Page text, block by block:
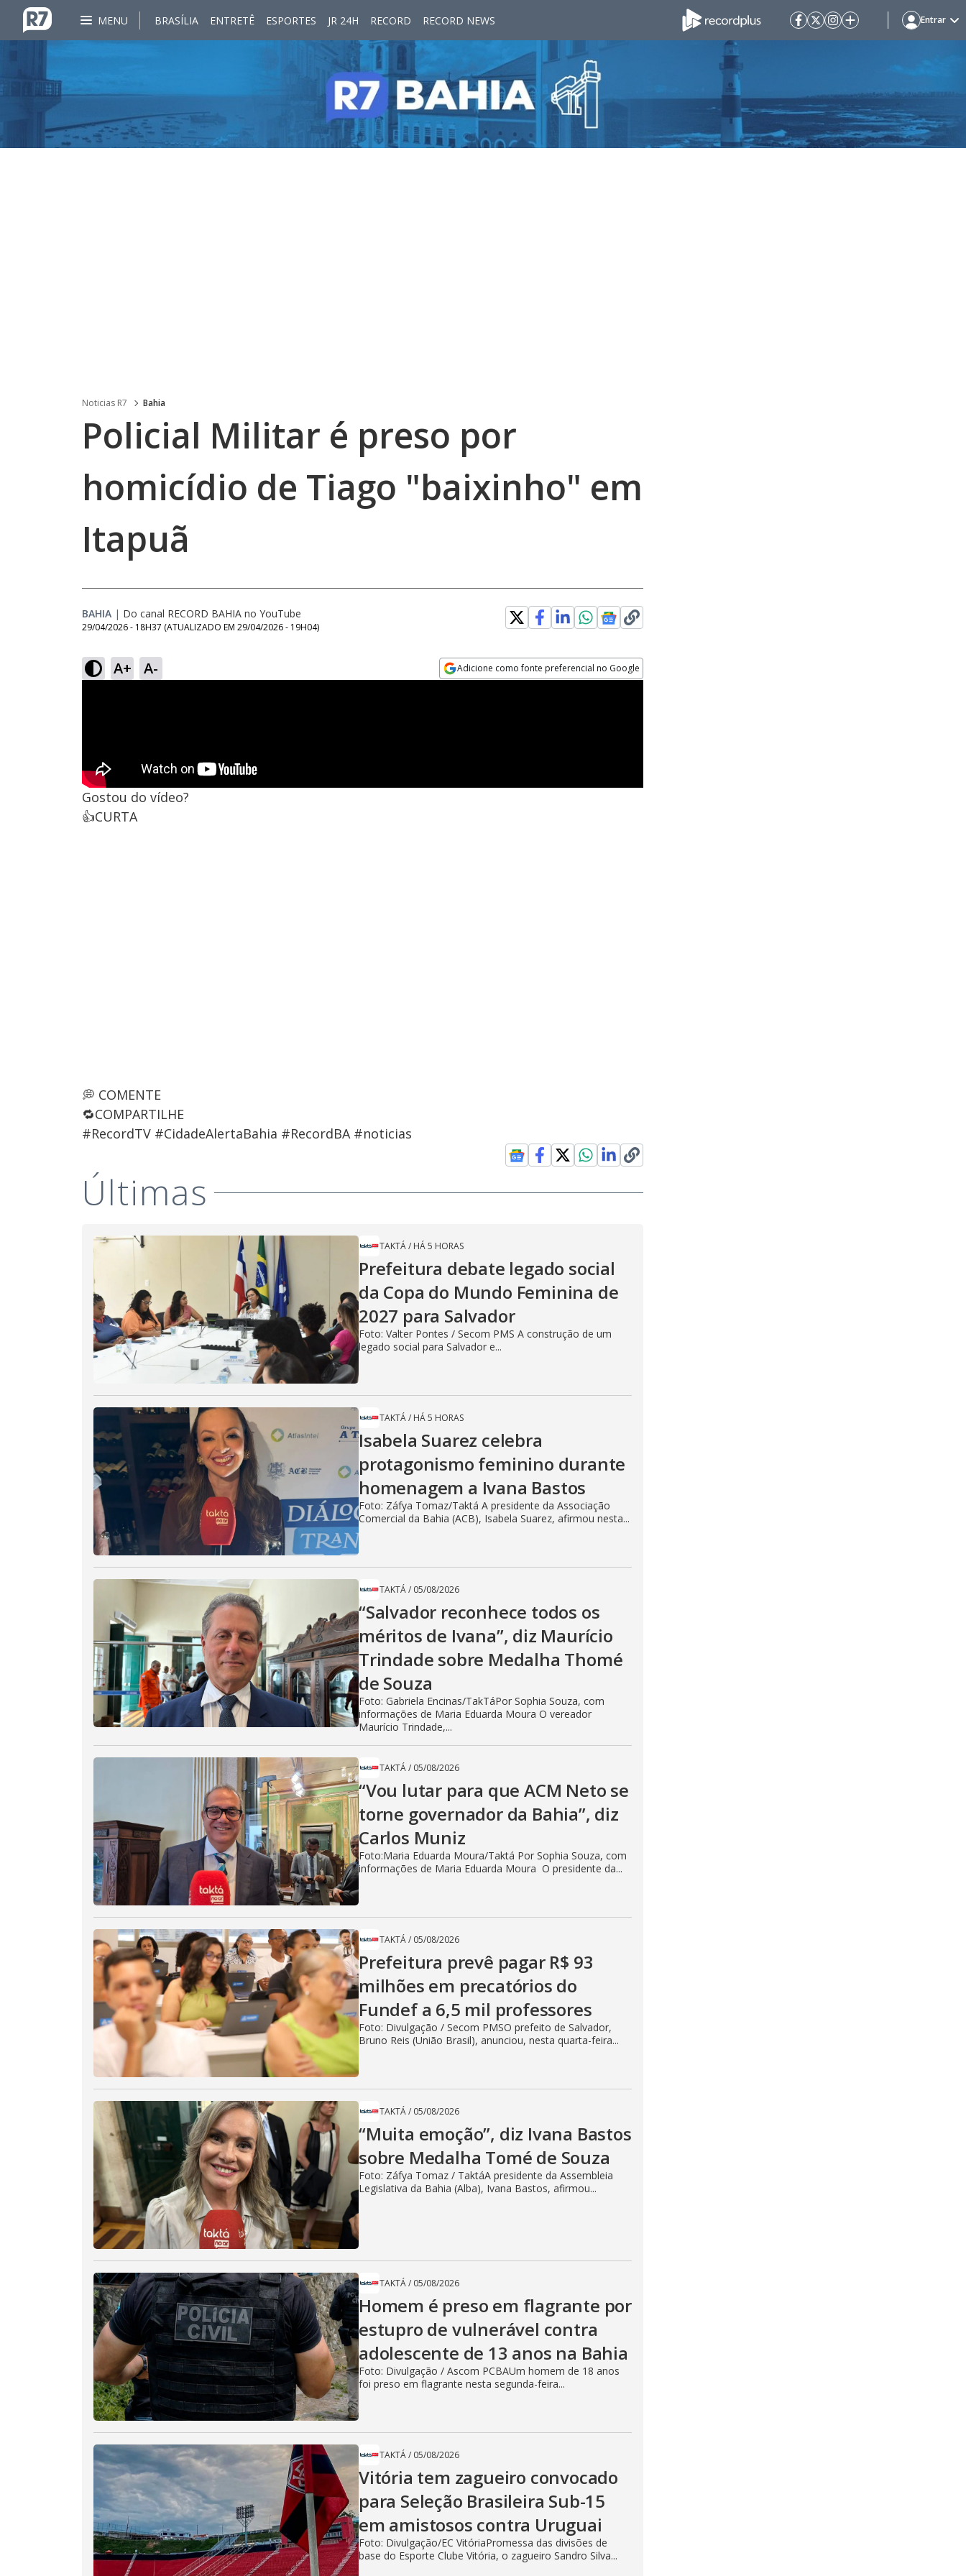
MENU BRASÍLIA ENTRETÊ ESPORTES JR 24H RECORD RECORD NEWS Entrar
Noticias R7 Bahia
Policial Militar é preso por
homicídio de Tiago "baixinho" em
Itapuã
BAHIA | Do canal RECORD BAHIA no YouTube
29/04/2026 - 18H37 (ATUALIZADO EM 29/04/2026 - 19H04)
A+ A- Adicione como fonte preferencial no Google
Gostou do vídeo?
👍CURTA
💭 COMENTE
🔁COMPARTILHE
#RecordTV #CidadeAlertaBahia #RecordBA #noticias
Últimas
TAKTÁ/ HÁ 5 HORAS
Prefeitura debate legado social
da Copa do Mundo Feminina de
2027 para Salvador
Foto: Valter Pontes / Secom PMS A construção de um
legado social para Salvador e...
TAKTÁ/ HÁ 5 HORAS
Isabela Suarez celebra
protagonismo feminino durante
homenagem a Ivana Bastos
Foto: Záfya Tomaz/Taktá A presidente da Associação
Comercial da Bahia (ACB), Isabela Suarez, afirmou nesta...
TAKTÁ/ 05/08/2026
“Salvador reconhece todos os
méritos de Ivana”, diz Maurício
Trindade sobre Medalha Thomé
de Souza
Foto: Gabriela Encinas/TakTáPor Sophia Souza, com
informações de Maria Eduarda Moura O vereador
Maurício Trindade,...
TAKTÁ/ 05/08/2026
“Vou lutar para que ACM Neto se
torne governador da Bahia”, diz
Carlos Muniz
Foto:Maria Eduarda Moura/Taktá Por Sophia Souza, com
informações de Maria Eduarda Moura O presidente da...
TAKTÁ/ 05/08/2026
Prefeitura prevê pagar R$ 93
milhões em precatórios do
Fundef a 6,5 mil professores
Foto: Divulgação / Secom PMSO prefeito de Salvador,
Bruno Reis (União Brasil), anunciou, nesta quarta-feira...
TAKTÁ/ 05/08/2026
“Muita emoção”, diz Ivana Bastos
sobre Medalha Tomé de Souza
Foto: Záfya Tomaz / TaktáA presidente da Assembleia
Legislativa da Bahia (Alba), Ivana Bastos, afirmou...
TAKTÁ/ 05/08/2026
Homem é preso em flagrante por
estupro de vulnerável contra
adolescente de 13 anos na Bahia
Foto: Divulgação / Ascom PCBAUm homem de 18 anos
foi preso em flagrante nesta segunda-feira...
TAKTÁ/ 05/08/2026
Vitória tem zagueiro convocado
para Seleção Brasileira Sub-15
em amistosos contra Uruguai
Foto: Divulgação/EC VitóriaPromessa das divisões de
base do Esporte Clube Vitória, o zagueiro Sandro Silva...